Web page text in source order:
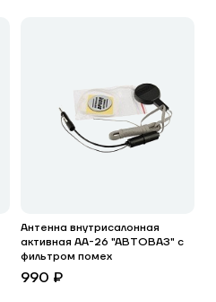
Антенна внутрисалонная
активная АА-26 "АВТОВАЗ" с
фильтром помех
990 ₽